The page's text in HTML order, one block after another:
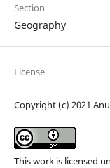
Section
Geography
License
Copyright (c) 2021
This work is licensed